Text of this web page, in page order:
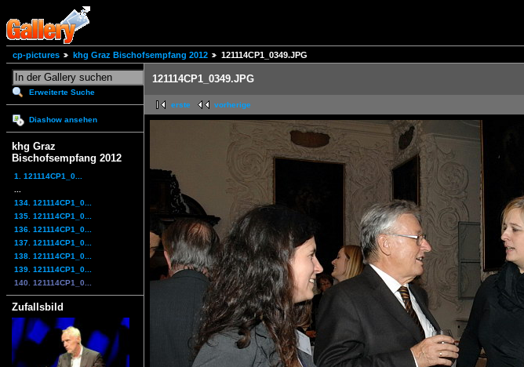
cp-pictures khg Graz Bischofsempfang 2012 121114CP1_0349.JPG
Erweiterte Suche
Diashow ansehen
khg Graz
Bischofsempfang 2012
1. 121114CP1_0...
134. 121114CP1_0...
135. 121114CP1_0...
136. 121114CP1_0...
137. 121114CP1_0...
138. 121114CP1_0...
139. 121114CP1_0...
140. 121114CP1_0...
Zufallsbild
121114CP1_0349.JPG
erste vorherige